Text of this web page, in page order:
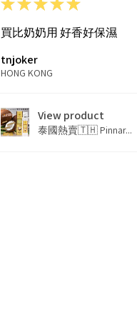
買比奶奶用 好香好保濕
tnjoker
HONG KONG
View product
泰國熱賣🇹🇭 Pinnar...